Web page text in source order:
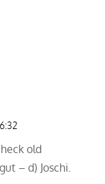
old
– d) Joschi.